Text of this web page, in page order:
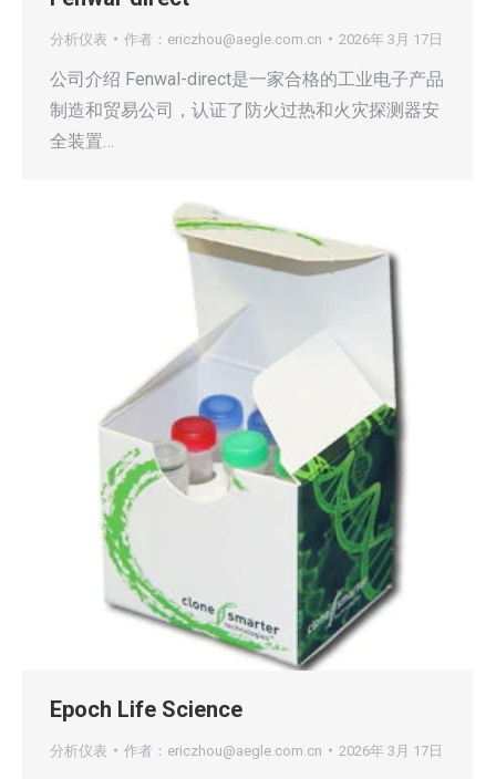
分析仪表 作者： ericzhou@aegle.com.cn 2026年 3月 17日
公司介绍 Fenwal-direct是一家合格的工业电子产品
制造和贸易公司，认证了防火过热和火灾探测器安
全装置…
Epoch Life Science
分析仪表 作者： ericzhou@aegle.com.cn 2026年 3月 17日